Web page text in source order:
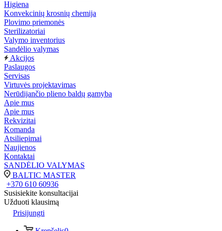
Higiena
Konvekcinių krosnių chemija
Plovimo priemonės
Sterilizatoriai
Valymo inventorius
Sandėlio valymas
Akcijos
Paslaugos
Servisas
Virtuvės projektavimas
Nerūdijančio plieno baldų gamyba
Apie mus
Apie mus
Rekvizitai
Komanda
Atsiliepimai
Naujienos
Kontaktai
SANDĖLIO VALYMAS
BALTIC MASTER
+370 610 60936
Susisiekite konsultacijai
Užduoti klausimą
Prisijungti